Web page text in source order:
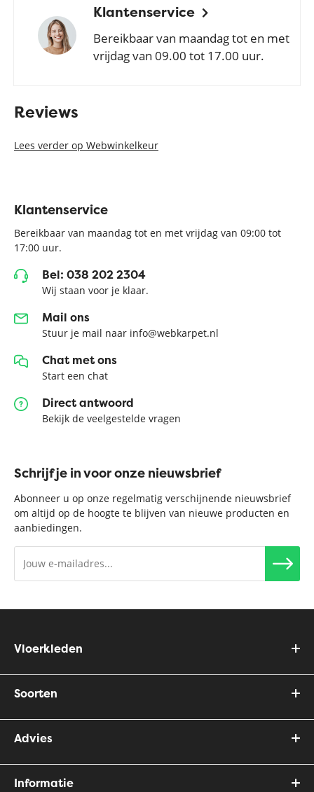
Klantenservice
Bereikbaar van maandag tot en met
vrijdag van 09.00 tot 17.00 uur.
Reviews
Lees verder op Webwinkelkeur
Klantenservice
Bereikbaar van maandag tot en met vrijdag van 09:00 tot
17:00 uur.
Bel: 038 202 2304
Wij staan voor je klaar.
Mail ons
Stuur je mail naar info@webkarpet.nl
Chat met ons
Start een chat
Direct antwoord
Bekijk de veelgestelde vragen
Schrijf je in voor onze nieuwsbrief
Abonneer u op onze regelmatig verschijnende nieuwsbrief
om altijd op de hoogte te blijven van nieuwe producten en
aanbiedingen.
Vloerkleden
Soorten
Advies
Informatie